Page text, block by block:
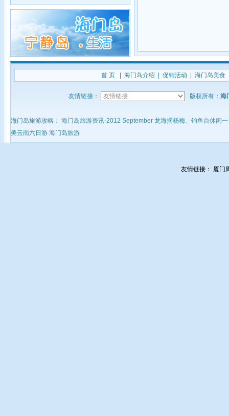
首 页| 海门岛介绍 促销活动 海门岛美食
友情链接： 版权所有： 海
海门岛旅游攻略： 海门岛旅游资讯-2012 September 龙海摘杨梅、钓鱼台休闲
美云南六日游 海门岛旅游
友情链接： 厦门